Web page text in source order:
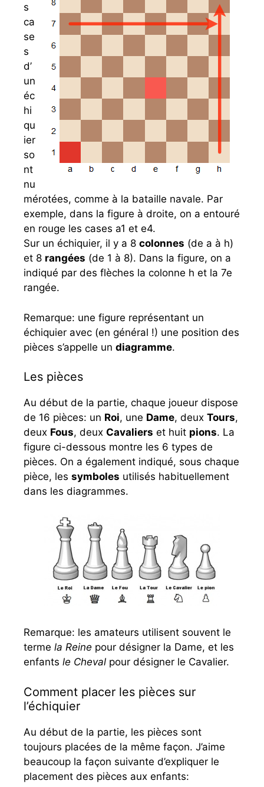
s
ca
se
s
d’
un
éc
hi
qu
ier
so
nt
nu
mérotées, comme à la bataille navale. Par
exemple, dans la figure à droite, on a entouré
en rouge les cases a1 et e4.
Sur un échiquier, il y a 8 colonnes (de a à h)
et 8 rangées (de 1 à 8). Dans la figure, on a
indiqué par des flèches la colonne h et la 7e
rangée.
Remarque: une figure représentant un
échiquier avec (en général !) une position des
pièces s’appelle un diagramme.
Les pièces
Au début de la partie, chaque joueur dispose
de 16 pièces: un Roi, une Dame, deux Tours,
deux Fous, deux Cavaliers et huit pions. La
figure ci-dessous montre les 6 types de
pièces. On a également indiqué, sous chaque
pièce, les symboles utilisés habituellement
dans les diagrammes.
Remarque: les amateurs utilisent souvent le
terme la Reine pour désigner la Dame, et les
enfants le Cheval pour désigner le Cavalier.
Comment placer les pièces sur
l’échiquier
Au début de la partie, les pièces sont
toujours placées de la même façon. J’aime
beaucoup la façon suivante d’expliquer le
placement des pièces aux enfants: